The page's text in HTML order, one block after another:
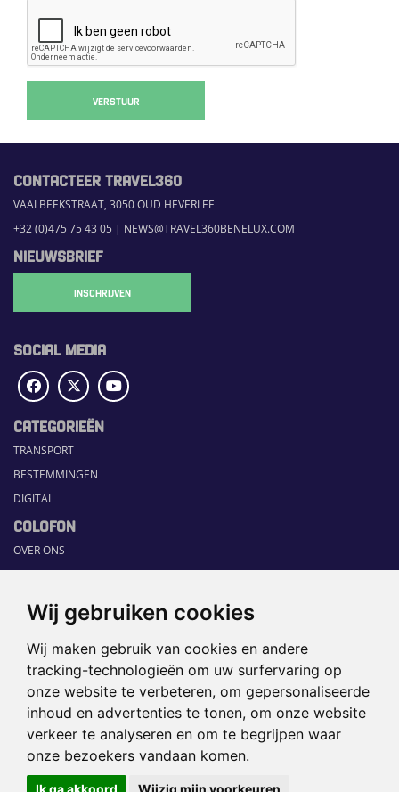
Wij gebruiken cookies
Wij maken gebruik van cookies en andere
tracking-technologieën om uw surfervaring op
onze website te verbeteren, om gepersonaliseerde
inhoud en advertenties te tonen, om onze website
verkeer te analyseren en om te begrijpen waar
onze bezoekers vandaan komen.
Ik ga akkoord Wijzig mijn voorkeuren
VERSTUUR
CONTACTEER TRAVEL360
VAALBEEKSTRAAT, 3050 OUD HEVERLEE
+32 (0)475 75 43 05 | NEWS@TRAVEL360BENELUX.COM
NIEUWSBRIEF
INSCHRIJVEN
SOCIAL MEDIA
CATEGORIEËN
TRANSPORT
BESTEMMINGEN
DIGITAL
COLOFON
OVER ONS
COMMUNICATION PLATFORM
RUBRIEKEN
HOME
SECTORGIDS
JOBS
HAPPENING
©2026 TRAVEL360° |SITEMAP